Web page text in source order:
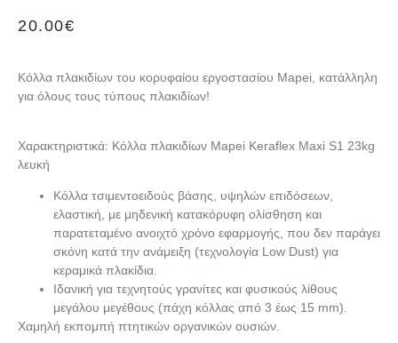
20.00€
Κόλλα πλακιδίων του κορυφαίου εργοστασίου Mapei, κατάλληλη
για όλους τους τύπους πλακιδίων!
Χαρακτηριστικά: Κόλλα πλακιδίων Mapei Keraflex Maxi S1 23kg
λευκή
Κόλλα τσιμεντοειδούς βάσης, υψηλών επιδόσεων,
ελαστική, με μηδενική κατακόρυφη ολίσθηση και
παρατεταμένο ανοιχτό χρόνο εφαρμογής, που δεν παράγει
σκόνη κατά την ανάμειξη (τεχνολογία Low Dust) για
κεραμικά πλακίδια.
Ιδανική για τεχνητούς γρανίτες και φυσικούς λίθους
μεγάλου μεγέθους (πάχη κόλλας από 3 έως 15 mm).
Χαμηλή εκπομπή πτητικών οργανικών ουσιών.